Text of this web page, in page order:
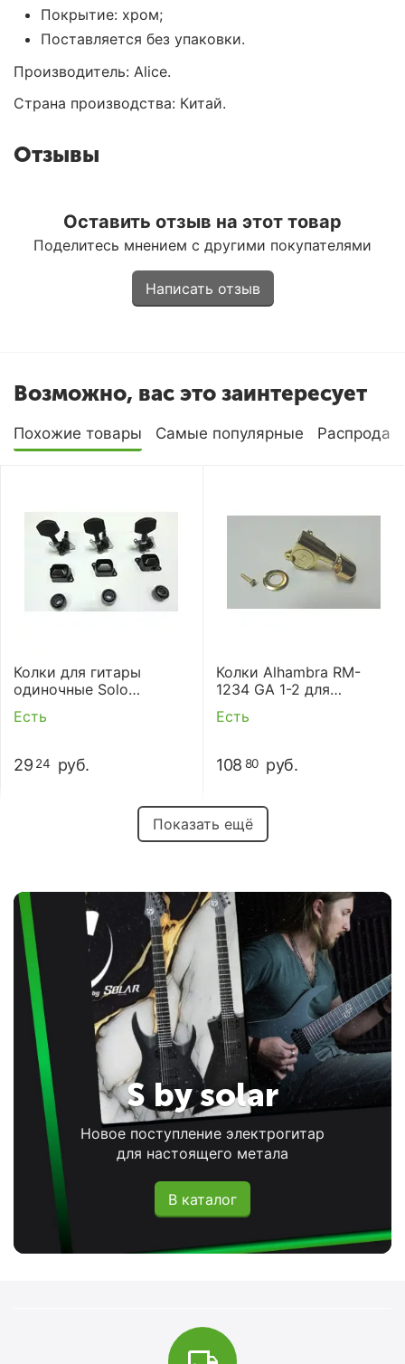
Покрытие: хром;
Поставляется без упаковки.
Производитель: Alice.
Страна производства: Китай.
Отзывы
Оставить отзыв на этот товар
Поделитесь мнением с другими покупателями
Написать отзыв
Возможно, вас это заинтересует
Похожие товары Самые популярные
Колки для гитары
одиночные Solo
(комплект)
Есть
29 24 руб.
Колки Alhambra RM-
1234 GA 1-2 для
акустической и
электрогитары.
Есть
108 80 руб.
Показать ещё
S by solar
Новое поступление электрогитар
для настоящего метала
В каталог